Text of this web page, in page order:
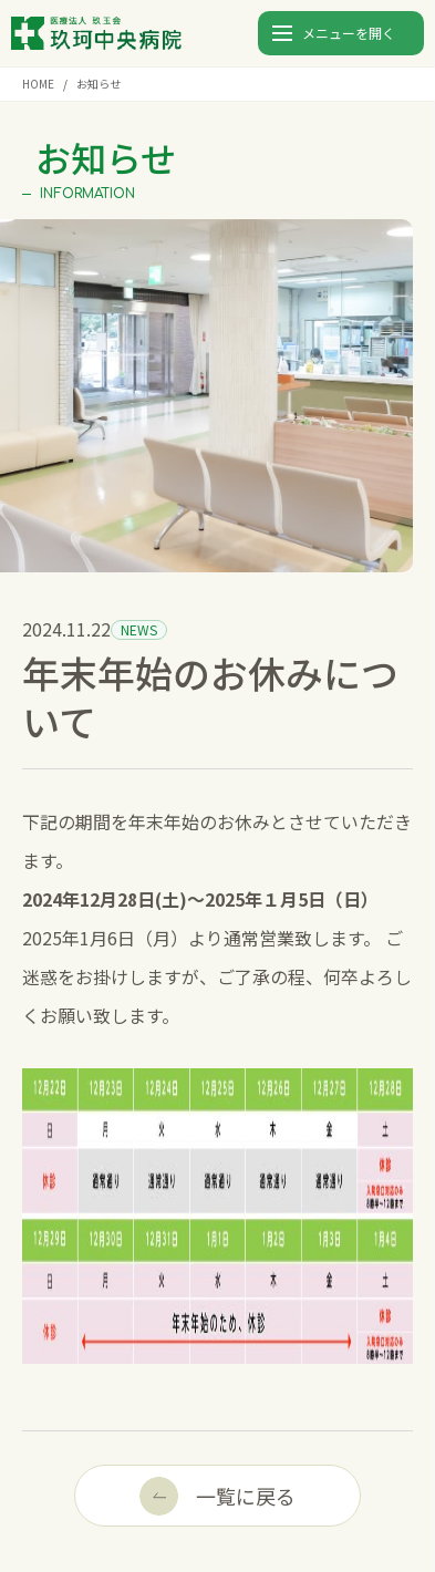
メニューを開く
9:00〜12:00 ⚫︎
TEL. 0827-82-5123
入院
外来
検査
健康診断と人間ドック
部門紹介
お知らせ
空床情報
病院受付
TEL.0827-82-5123
地域連携室
メール
KCHKENSHIN@Y-KCH.OR.JP
HOME お知らせ
お知らせ
INFORMATION
2024.11.22 NEWS
年末年始のお休みにつ
いて
下記の期間を年末年始のお休みとさせていただき
ます。
2024年12月28日(土)〜2025年１月5日（日）
2025年1月6日（月）より通常営業致します。 ご
迷惑をお掛けしますが、ご了承の程、何卒よろし
くお願い致します。
一覧に戻る